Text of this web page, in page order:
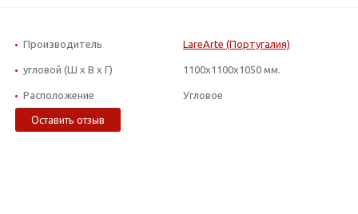
Производитель LareArte (Португалия)
угловой (Ш х В х Г) 1100x1100x1050 мм.
Расположение Угловое
Оставить отзыв